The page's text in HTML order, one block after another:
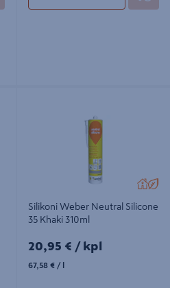
Silikoni Weber Neutral Silicone
35 Khaki 310ml
20,95€/kpl
20,95 € / kpl
67,58 € / l